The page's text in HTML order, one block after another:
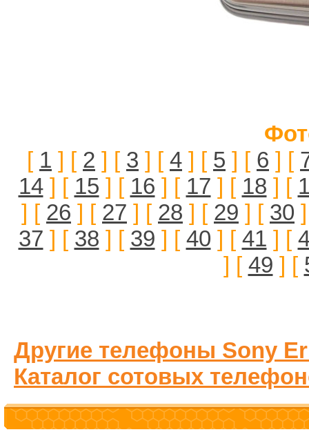
[ 1 ] [ 2 ] [ 3 ] [ 4 ] [ 5 ] [ 6 ] [
14] [ 15 ] [ 16 ] [ 17 ] [ 18 ] [
] [ 26 ] [ 27 ] [ 28 ] [ 29 ] [ 30
37 ] [ 38 ] [ 39 ] [ 40 ] [ 41 ] [
] [ 49 ] [
Другие телефоны Sony
Каталог сотовых